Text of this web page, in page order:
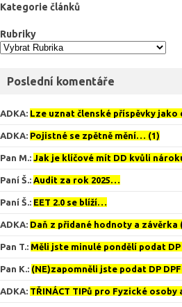
Kategorie článků
Rubriky
Poslední komentáře
ADKA: Lze uznat členské příspěvky jako
ADKA: Pojistné se zpětně mění… (1)
Pan M. : Jak je klíčové mít DD kvůli
Paní Š. : Audit za rok 2025…
Paní Š. : EET 2.0 se blíží…
ADKA: Daň z přidané hodnoty a závěrka
Pan T. : Měli jste minulé pondělí podat
Pan K. : (NE)zapomněli jste podat DP
ADKA: TŘINÁCT TIPů pro Fyzické osoby